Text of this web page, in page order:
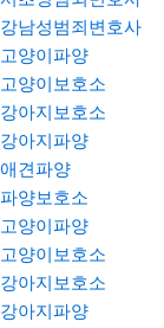
강남성범죄변호사
고양이파양
고양이보호소
강아지보호소
강아지파양
애견파양
파양보호소
고양이파양
고양이보호소
강아지보호소
강아지파양